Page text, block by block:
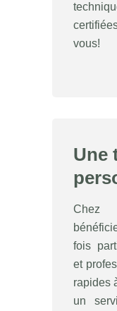
vous!
Une
Chez
fois
et
rapides
un